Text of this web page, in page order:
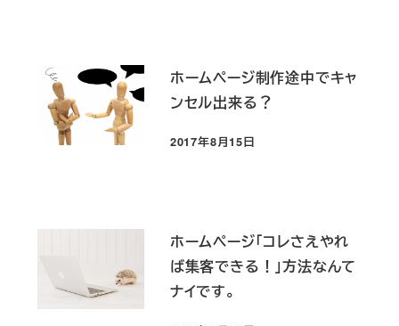
ホームページ制作途中でキャ
ンセル出来る？
投稿日
2017年8月15日
ホームページ「コレさえやれ
ば集客できる！」方法なんて
ナイです。